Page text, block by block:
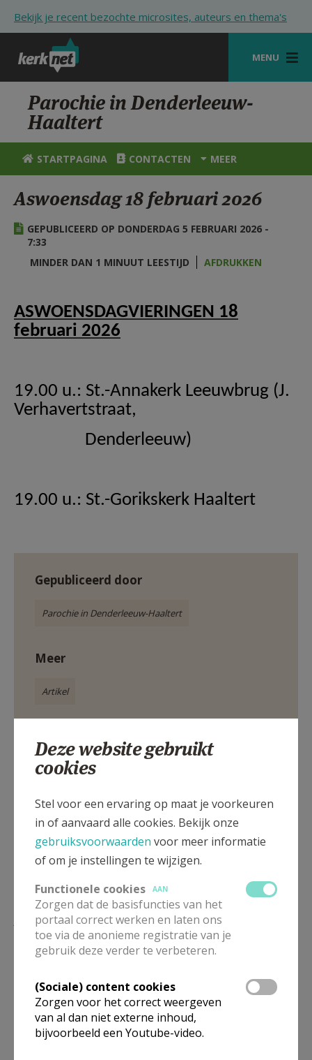
Bekijk je recent bezochte microsites, auteurs en thema's
MENU
STARTPAGINA
KERK
VIERINGEN
ZOEKEN
HULP
STARTPAGINA PORTAAL
AANMELDEN OF REGISTREREN
Parochie in Denderleeuw-
Haaltert
STARTPAGINA CONTACTEN MEER
Aswoensdag 18 februari 2026
GEPUBLICEERD OP DONDERDAG 5 FEBRUARI 2026 -
7:33
MINDER DAN 1 MINUUT LEESTIJD
AFDRUKKEN
ASWOENSDAGVIERINGEN 18
februari 2026
19.00 u.: St.-Annakerk Leeuwbrug (J.
Verhavertstraat,
Denderleeuw)
19.00 u.: St.-Gorikskerk Haaltert
Gepubliceerd door
Parochie in Denderleeuw-Haaltert
Meer
Artikel
Lees meer
Deze website gebruikt
cookies
Stel voor een ervaring op maat je voorkeuren
in of aanvaard alle cookies. Bekijk onze
gebruiksvoorwaarden voor meer informatie
of om je instellingen te wijzigen.
Functionele cookies
AAN
Zorgen dat de basisfuncties van het
portaal correct werken en laten ons
toe via de anonieme registratie van je
gebruik deze verder te verbeteren.
(Sociale) content cookies
Zorgen voor het correct weergeven
van al dan niet externe inhoud,
bijvoorbeeld een Youtube-video.